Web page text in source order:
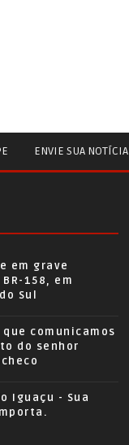
ENVIE SUA NOTÍCIA
em grave
158, em
Sul
que comunicamos
do senhor
Iguaçu - Sua